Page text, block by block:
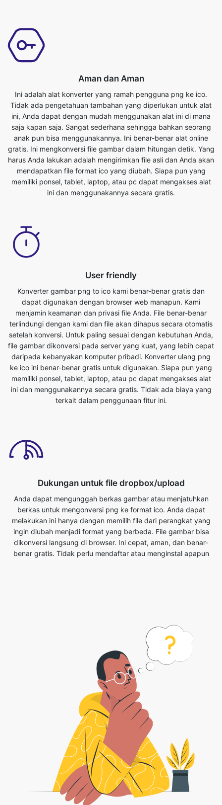
Ini adalah alat konverter yang ramah pengguna png ke ico.
Tidak ada pengetahuan tambahan yang diperlukan untuk alat
saja kapan saja. Sangat sederhana sehingga bahkan seorang
anak pun bisa menggunakannya. Ini benar-benar alat online
gratis. Ini mengkonversi file gambar dalam hitungan detik. Yang
harus Anda lakukan adalah mengirimkan file asli dan Anda akan
mendapatkan file format ico yang diubah. Siapa pun yang
memiliki ponsel, tablet, laptop, atau pc dapat mengakses alat
ini dan menggunakannya secara gratis.
Konverter gambar png to ico kami benar-benar gratis dan
dapat digunakan dengan browser web manapun. Kami
terlindungi dengan kami dan file akan dihapus secara otomatis
setelah konversi. Untuk paling sesuai dengan kebutuhan Anda,
file gambar dikonversi pada server yang kuat, yang lebih cepat
daripada kebanyakan komputer pribadi. Konverter ulang png
ke ico ini benar-benar gratis untuk digunakan. Siapa pun yang
memiliki ponsel, tablet, laptop, atau pc dapat mengakses alat
ini dan menggunakannya secara gratis. Tidak ada biaya yang
terkait dalam penggunaan fitur ini.
Anda dapat mengunggah berkas gambar atau menjatuhkan
ingin diubah menjadi format yang berbeda. File gambar bisa
dikonversi langsung di browser. Ini cepat, aman, dan benar-
benar gratis. Tidak perlu mendaftar atau menginstal apapun